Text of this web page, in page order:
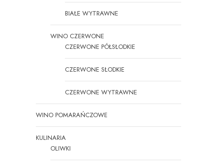
BIAŁE WYTRAWNE
WINO CZERWONE
CZERWONE PÓŁSŁODKIE
CZERWONE SŁODKIE
CZERWONE WYTRAWNE
WINO POMARAŃCZOWE
KULINARIA
OLIWKI